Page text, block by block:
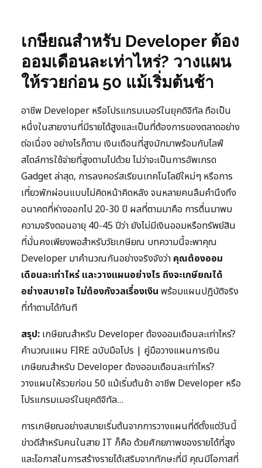
เกษียณสำหรับ Developer ต้อง
ออมเดือนละเท่าไหร่? วางแผน
ให้รวยก่อน 50 แม้เริ่มต้นช้า
อาชีพ Developer หรือโปรแกรมเมอร์ในยุคดิจิทัล ถือเป็น
หนึ่งในสายงานที่มีรายได้สูงและเป็นที่ต้องการของตลาดอย่าง
ต่อเนื่อง อย่างไรก็ตาม เงินเดือนที่สูงมักมาพร้อมกับไลฟ์
สไตล์การใช้จ่ายที่สูงตามไปด้วย ไม่ว่าจะเป็นการอัพเกรด
Gadget ล่าสุด, การลงคอร์สเรียนเทคโนโลยีใหม่ๆ หรือการ
เที่ยวพักผ่อนแบบไม่คิดหน้าคิดหลัง จนหลายคนลืมคำนึงถึง
อนาคตที่ห่างออกไป 20-30 ปี ผลที่ตามมาคือ การตื่นมาพบ
ความจริงตอนอายุ 40-45 ปีว่า ยังไม่มีเงินออมหรือทรัพย์สิน
ที่มั่นคงเพียงพอสำหรับวัยเกษียณ บทความนี้จะพาคุณ
Developer มาคำนวณกันอย่างจริงจังว่า คุณต้องออม
เดือนละเท่าไหร่ และวางแผนอย่างไร ถึงจะเกษียณได้
อย่างสบายใจ ไม่ต้องกังวลเรื่องเงิน พร้อมแผนปฏิบัติจริง
ที่ทำตามได้ทันที
สรุป: เกษียณสำหรับ Developer ต้องออมเดือนละเท่าไหร่?
คำนวณแผน FIRE ฉบับมือโปร | คู่มือวางแผนการเงิน
เกษียณสำหรับ Developer ต้องออมเดือนละเท่าไหร่?
วางแผนให้รวยก่อน 50 แม้เริ่มต้นช้า อาชีพ Developer หรือ
โปรแกรมเมอร์ในยุคดิจิทัล…
การเกษียณอย่างสบายเริ่มต้นจากการวางแผนที่ดีตั้งแต่วันนี้
ข่าวดีสำหรับคนในสาย IT ก็คือ ด้วยศักยภาพของรายได้ที่สูง
และโอกาสในการสร้างรายได้เสริมจากทักษะที่มี คุณมีโอกาสที่